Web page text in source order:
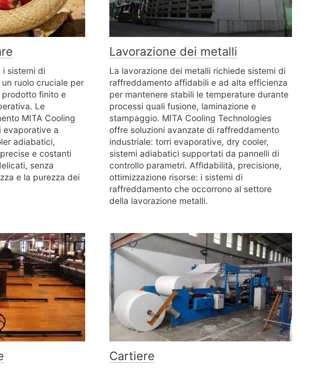
i sistemi di
ruolo cruciale per
finito e
Le
MITA Cooling
evaporative a
adiabatici,
e costanti
senza
e la purezza dei
Lavorazione dei metalli
La lavorazione dei metalli richiede sistemi di
raffreddamento affidabili e ad alta efficienza
per mantenere stabili le temperature durante
processi quali fusione, laminazione e
stampaggio. MITA Cooling Technologies
offre soluzioni avanzate di raffreddamento
industriale: torri evaporative, dry cooler,
sistemi adiabatici supportati da pannelli di
controllo parametri. Affidabilità, precisione,
ottimizzazione risorse: i sistemi di
raffreddamento che occorrono al settore
della lavorazione metalli.
Cartiere